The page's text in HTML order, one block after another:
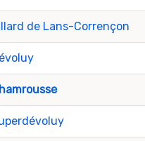
de Lans-Corrençon